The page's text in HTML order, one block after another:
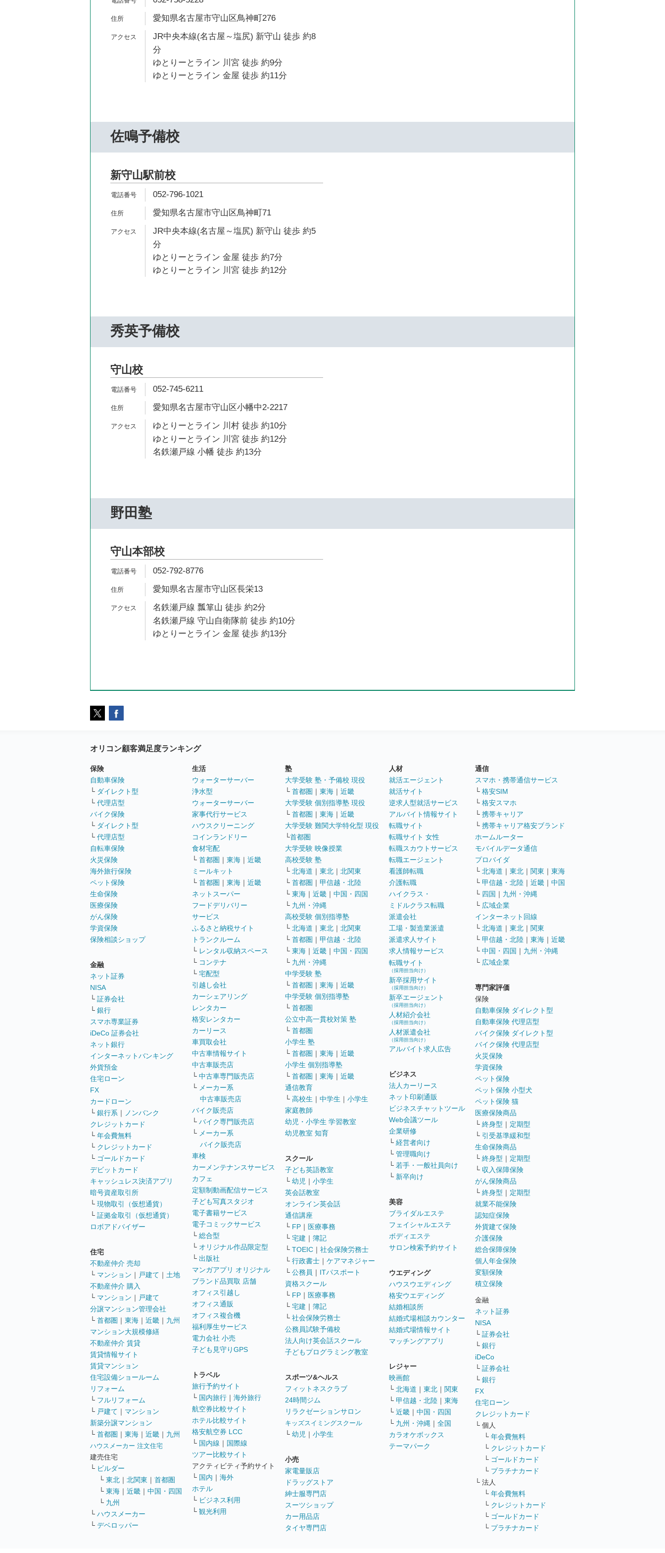
愛知県名古屋市守山区鳥神町276
JR中央本線(名古屋～塩尻) 新守山 徒歩 約8
分
ゆとりーとライン 川宮 徒歩 約9分
ゆとりーとライン 金屋 徒歩 約11分
佐鳴予備校
新守山駅前校
052-796-1021
愛知県名古屋市守山区鳥神町71
JR中央本線(名古屋～塩尻) 新守山 徒歩 約5
分
ゆとりーとライン 金屋 徒歩 約7分
ゆとりーとライン 川宮 徒歩 約12分
秀英予備校
守山校
052-745-6211
愛知県名古屋市守山区小幡中2-2217
ゆとりーとライン 川村 徒歩 約10分
ゆとりーとライン 川宮 徒歩 約12分
名鉄瀬戸線 小幡 徒歩 約13分
野田塾
守山本部校
052-792-8776
愛知県名古屋市守山区長栄13
名鉄瀬戸線 瓢箪山 徒歩 約2分
名鉄瀬戸線 守山自衛隊前 徒歩 約10分
ゆとりーとライン 金屋 徒歩 約13分
オリコン顧客満足度ランキング
保険
自動車保険
└ ダイレクト型
└ 代理店型
バイク保険
└ ダイレクト型
└ 代理店型
自転車保険
火災保険
海外旅行保険
ペット保険
生命保険
医療保険
がん保険
学資保険
保険相談ショップ
金融
ネット証券
NISA
└ 証券会社
└ 銀行
スマホ専業証券
iDeCo 証券会社
ネット銀行
インターネットバンキング
外貨預金
住宅ローン
FX
カードローン
└ 銀行系 ｜
ノンバンク
クレジットカード
└ 年会費無料
└ クレジットカード
└ ゴールドカード
デビットカード
キャッシュレス決済アプリ
暗号資産取引所
└ 現物取引（仮想通貨）
└ 証拠金取引（仮想通貨）
ロボアドバイザー
住宅
不動産仲介 売却
└ マンション ｜ 戸建て ｜ 土地
不動産仲介 購入
└ マンション ｜ 戸建て
分譲マンション管理会社
└ 首都圏 ｜ 東海 ｜ 近畿 ｜ 九州
マンション大規模修繕
不動産仲介 賃貸
賃貸情報サイト
賃貸マンション
住宅設備ショールーム
リフォーム
└ フルリフォーム
└ 戸建て ｜ マンション
新築分譲マンション
└ 首都圏 ｜ 東海 ｜ 近畿 ｜ 九州
ハウスメーカー 注文住宅
建売住宅
└ ビルダー
└ 東北 ｜ 北関東 ｜ 首都圏
└ 東海 ｜ 近畿 ｜ 中国・四国
└ 九州
└ ハウスメーカー
└ デベロッパー
生活
ウォーターサーバー
浄水型
ウォーターサーバー
家事代行サービス
ハウスクリーニング
コインランドリー
食材宅配
└ 首都圏 ｜ 東海 ｜ 近畿
ミールキット
└ 首都圏 ｜ 東海 ｜ 近畿
ネットスーパー
フードデリバリー
サービス
ふるさと納税サイト
トランクルーム
└ レンタル収納スペース
└ コンテナ
└ 宅配型
引越し会社
カーシェアリング
レンタカー
格安レンタカー
カーリース
車買取会社
中古車情報サイト
中古車販売店
└ 中古車専門販売店
└ メーカー系
中古車販売店
バイク販売店
└ バイク専門販売店
└ メーカー系
バイク販売店
車検
カーメンテナンスサービス
カフェ
定額制動画配信サービス
子ども写真スタジオ
電子書籍サービス
電子コミックサービス
└ 総合型
└ オリジナル作品限定型
└ 出版社
マンガアプリ オリジナル
ブランド品買取 店舗
オフィス引越し
オフィス通販
オフィス複合機
福利厚生サービス
電力会社 小売
子ども見守りGPS
トラベル
旅行予約サイト
└ 国内旅行 ｜ 海外旅行
航空券比較サイト
ホテル比較サイト
格安航空券 LCC
└ 国内線 ｜ 国際線
ツアー比較サイト
アクティビティ予約サイト
└ 国内 ｜ 海外
ホテル
└ ビジネス利用
└ 観光利用
塾
大学受験 塾・予備校 現役
└ 首都圏 ｜ 東海 ｜ 近畿
大学受験 個別指導塾 現役
└ 首都圏 ｜ 東海 ｜ 近畿
大学受験 難関大学特化型 現役
└首都圏
大学受験 映像授業
高校受験 塾
└ 北海道 ｜ 東北 ｜ 北関東
└ 首都圏 ｜ 甲信越・北陸
└ 東海 ｜ 近畿 ｜ 中国・四国
└ 九州・沖縄
高校受験 個別指導塾
└ 北海道 ｜ 東北 ｜ 北関東
└ 首都圏 ｜ 甲信越・北陸
└ 東海 ｜ 近畿 ｜ 中国・四国
└ 九州・沖縄
中学受験 塾
└ 首都圏 ｜ 東海 ｜ 近畿
中学受験 個別指導塾
└ 首都圏
公立中高一貫校対策 塾
└ 首都圏
小学生 塾
└ 首都圏 ｜ 東海 ｜ 近畿
小学生 個別指導塾
└ 首都圏 ｜ 東海 ｜ 近畿
通信教育
└ 高校生 ｜ 中学生 ｜ 小学生
家庭教師
幼児・小学生 学習教室
幼児教室 知育
スクール
子ども英語教室
└ 幼児 ｜ 小学生
英会話教室
オンライン英会話
通信講座
└ FP ｜ 医療事務
└ 宅建 ｜ 簿記
└ TOEIC ｜ 社会保険労務士
└ 行政書士 ｜ ケアマネジャー
└ 公務員 ｜ ITパスポート
資格スクール
└ FP ｜ 医療事務
└ 宅建 ｜ 簿記
└ 社会保険労務士
公務員試験予備校
法人向け英会話スクール
子どもプログラミング教室
スポーツ&ヘルス
フィットネスクラブ
24時間ジム
リラクゼーションサロン
キッズスイミングスクール
└ 幼児 ｜ 小学生
小売
家電量販店
ドラッグストア
紳士服専門店
スーツショップ
カー用品店
タイヤ専門店
人材
就活エージェント
就活サイト
逆求人型就活サービス
アルバイト情報サイト
転職サイト
転職サイト 女性
転職スカウトサービス
転職エージェント
看護師転職
介護転職
ハイクラス・
ミドルクラス転職
派遣会社
工場・製造業派遣
派遣求人サイト
求人情報サービス
転職サイト
（採用担当向け）
新卒採用サイト
（採用担当向け）
新卒エージェント
（採用担当向け）
人材紹介会社
（採用担当向け）
人材派遣会社
（採用担当向け）
アルバイト求人広告
ビジネス
法人カーリース
ネット印刷通販
ビジネスチャットツール
Web会議ツール
企業研修
└ 経営者向け
└ 管理職向け
└ 若手・一般社員向け
└ 新卒向け
美容
ブライダルエステ
フェイシャルエステ
ボディエステ
サロン検索予約サイト
ウエディング
ハウスウエディング
格安ウエディング
結婚相談所
結婚式場相談カウンター
結婚式場情報サイト
マッチングアプリ
レジャー
映画館
└ 北海道 ｜ 東北 ｜ 関東
└ 甲信越・北陸 ｜ 東海
└ 近畿 ｜ 中国・四国
└ 九州・沖縄 ｜ 全国
カラオケボックス
テーマパーク
通信
スマホ・携帯通信サービス
└ 格安SIM
└ 格安スマホ
└ 携帯キャリア
└ 携帯キャリア格安ブランド
ホームルーター
モバイルデータ通信
プロバイダ
└ 北海道 ｜ 東北 ｜ 関東 ｜ 東海
└ 甲信越・北陸 ｜ 近畿 ｜ 中国
└ 四国 ｜ 九州・沖縄
└ 広域企業
インターネット回線
└ 北海道 ｜ 東北 ｜ 関東
└ 甲信越・北陸 ｜ 東海 ｜ 近畿
└ 中国・四国 ｜ 九州・沖縄
└ 広域企業
専門家評価
保険
自動車保険 ダイレクト型
自動車保険 代理店型
バイク保険 ダイレクト型
バイク保険 代理店型
火災保険
学資保険
ペット保険
ペット保険 小型犬
ペット保険 猫
医療保険商品
└ 終身型 ｜ 定期型
└ 引受基準緩和型
生命保険商品
└ 終身型 ｜ 定期型
└ 収入保障保険
がん保険商品
└ 終身型 ｜ 定期型
就業不能保険
認知症保険
外貨建て保険
介護保険
総合保障保険
個人年金保険
変額保険
積立保険
金融
ネット証券
NISA
└ 証券会社
└ 銀行
iDeCo
└ 証券会社
└ 銀行
FX
住宅ローン
クレジットカード
└ 個人
└ 年会費無料
└ クレジットカード
└ ゴールドカード
└ プラチナカード
└ 法人
└ 年会費無料
└ クレジットカード
└ ゴールドカード
└ プラチナカード